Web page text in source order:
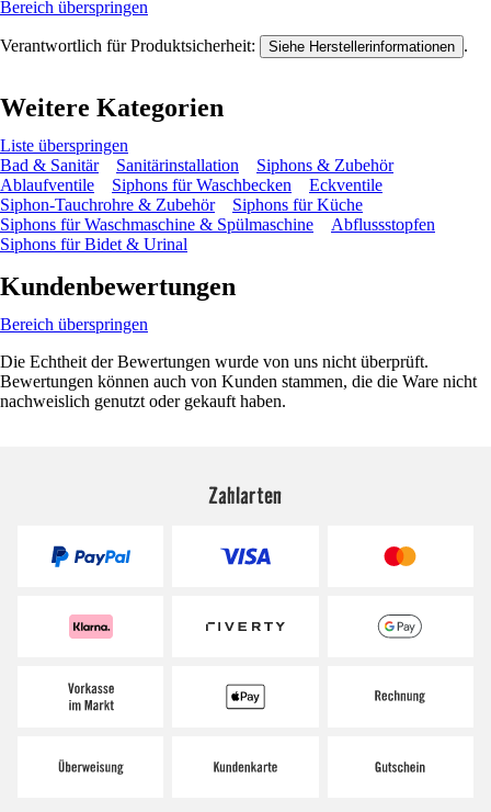
Bereich überspringen
Verantwortlich für Produktsicherheit: Siehe Herstellerinformationen .
Weitere Kategorien
Liste überspringen
Bad & Sanitär
Sanitärinstallation
Siphons & Zubehör
Ablaufventile
Siphons für Waschbecken
Eckventile
Siphon-Tauchrohre & Zubehör
Siphons für Küche
Siphons für Waschmaschine & Spülmaschine
Abflussstopfen
Siphons für Bidet & Urinal
Kundenbewertungen
Bereich überspringen
Die Echtheit der Bewertungen wurde von uns nicht überprüft.
Bewertungen können auch von Kunden stammen, die die Ware nicht
nachweislich genutzt oder gekauft haben.
Zahlarten